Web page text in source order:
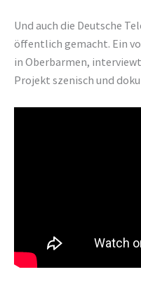
Und auch die Deutsche
öffentlich gemacht. Ein
in Oberbarmen,
Projekt szenisch und